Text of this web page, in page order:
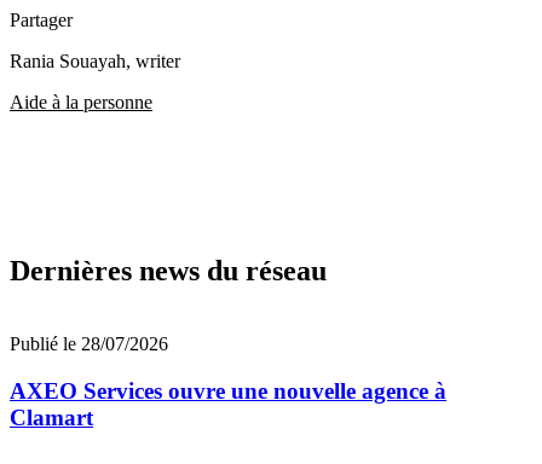
Partager
Rania Souayah, writer
Aide à la personne
Dernières news du réseau
Publié le 28/07/2026
AXEO Services ouvre une nouvelle agence à
Clamart